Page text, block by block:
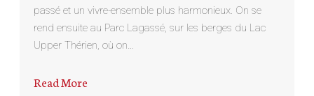
passé et un vivre-ensemble plus harmonieux. On se
rend ensuite au Parc Lagassé, sur les berges du Lac
Upper Thérien, où on…
Read More